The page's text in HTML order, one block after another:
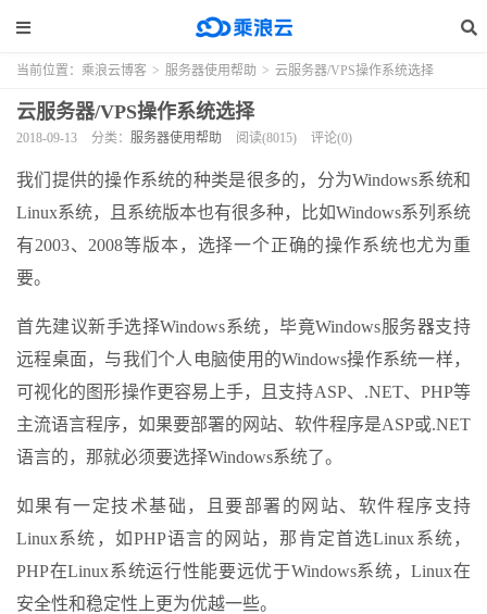
当前位置： 乘浪云博客 > 服务器使用帮助 > 云服务器/VPS操作系统选择
云服务器/VPS操作系统选择
2018-09-13 分类： 服务器使用帮助 阅读(8015) 评论(0)
我们提供的操作系统的种类是很多的，分为Windows系统和
Linux系统，且系统版本也有很多种，比如Windows系列系统
有2003、2008等版本，选择一个正确的操作系统也尤为重
要。
首先建议新手选择Windows系统，毕竟Windows服务器支持
远程桌面，与我们个人电脑使用的Windows操作系统一样，
可视化的图形操作更容易上手，且支持ASP、.NET、PHP等
主流语言程序，如果要部署的网站、软件程序是ASP或.NET
语言的，那就必须要选择Windows系统了。
如果有一定技术基础，且要部署的网站、软件程序支持
Linux系统，如PHP语言的网站，那肯定首选Linux系统，
PHP在Linux系统运行性能要远优于Windows系统，Linux在
安全性和稳定性上更为优越一些。